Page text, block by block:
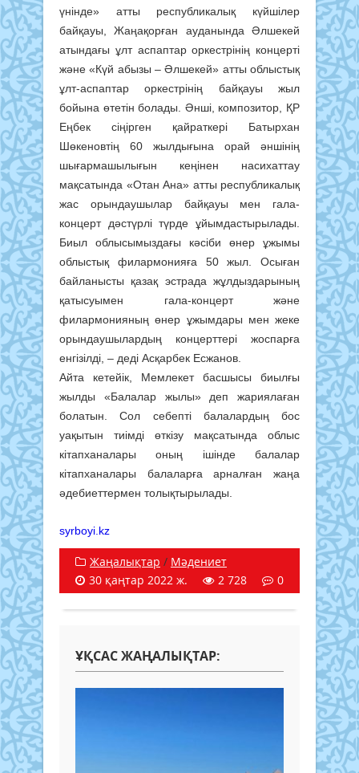
үнінде» атты республикалық күйшілер
байқауы, Жаңақорған ауданында Әлшекей
атындағы ұлт аспаптар оркестрінің концерті
және «Күй абызы – Әлшекей» атты облыстық
ұлт-аспаптар оркестрінің байқауы жыл
бойына өтетін болады. Әнші, композитор, ҚР
Еңбек сіңірген қайраткері Батырхан
Шөкеновтің 60 жылдығына орай әншінің
шығармашылығын кеңінен насихаттау
мақсатында «Отан Ана» атты республикалық
жас орындаушылар байқауы мен гала-
концерт дәстүрлі түрде ұйымдастырылады.
Биыл облысымыздағы кәсіби өнер ұжымы
облыстық филармонияға 50 жыл. Осыған
байланысты қазақ эстрада жұлдыздарының
қатысуымен гала-концерт және
филармонияның өнер ұжымдары мен жеке
орындаушылардың концерттері жоспарға
енгізілді, – деді Асқарбек Есжанов.
Айта кетейік, Мемлекет басшысы биылғы
жылды «Балалар жылы» деп жариялаған
болатын. Сол себепті балалардың бос
уақытын тиімді өткізу мақсатында облыс
кітапханалары оның ішінде балалар
кітапханалары балаларға арналған жаңа
әдебиеттермен толықтырылады.
syrboyi.kz
Жаңалықтар / Мәдениет
30 қаңтар 2022 ж.
2 728 0
ҰҚСАС ЖАҢАЛЫҚТАР: